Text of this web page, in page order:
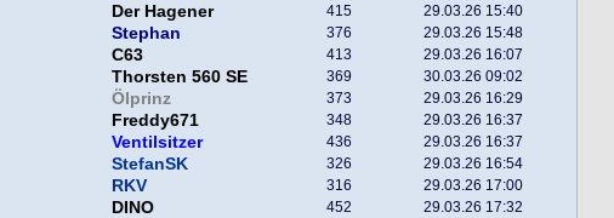
Der Hagener 415 29.03.26 15:40
Stephan 376 29.03.26 15:48
C63 413 29.03.26 16:07
Thorsten 560 SE 369 30.03.26 09:02
Ölprinz 373 29.03.26 16:29
Freddy671 348 29.03.26 16:37
Ventilsitzer 436 29.03.26 16:37
StefanSK 326 29.03.26 16:54
RKV 316 29.03.26 17:00
DINO 452 29.03.26 17:32